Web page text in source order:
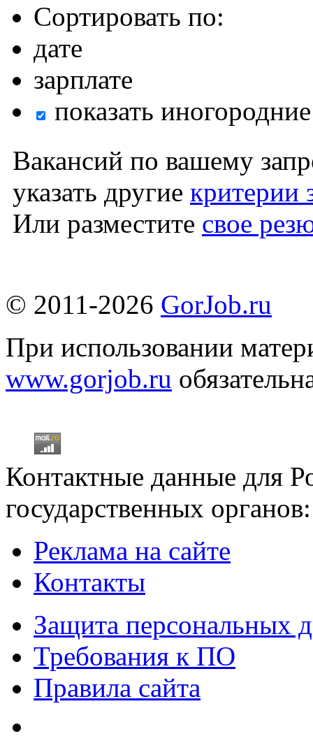
Сортировать по:
дате
зарплате
показать
Вакансий по вашему
указать другие критерии
Или разместите свое
© 2011-2026 GorJob.ru
При использовании
www.gorjob.ru
Контактные данные для
государственных
Реклама на сайте
Контакты
Защита персональных
Требования к ПО
Правила сайта